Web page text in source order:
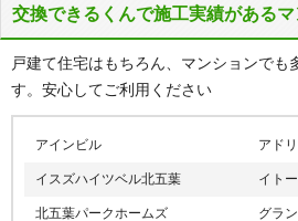
山町
部、道場町塩田、道場町道
中里町、長尾町宅原、長尾
ハ行
八多町上小名田、八多町下
谷、八多町吉尾、花山台、花
野台、東大池、日の峰、ひよ
泉駅
神戸電鉄三田線
有馬口
鈴蘭台
駅、藍
神戸市営地下鉄北神線 谷上駅
六甲有馬ロープウェー 有馬温
交換できるくんで施工実績がある
戸建て住宅はもちろん、マンションでも
す。安心してご利用ください
アインビル アド
イスズハイツベル北五葉 イト
北五葉パークホームズ グラ